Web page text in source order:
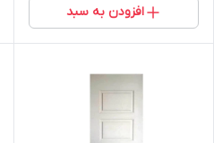
افزودن به سبد